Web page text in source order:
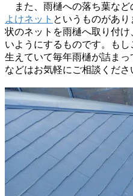
また、雨樋への落ち葉など
よけネット というものがあ
状のネットを雨樋へ取り付
いようにするものです。も
生えていて毎年雨樋が詰ま
などはお気軽にご相談くださ